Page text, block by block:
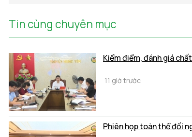
Tin cùng chuyên mục
Kiểm điểm, đánh giá
11 giờ trước
Phiên họp toàn thể đối